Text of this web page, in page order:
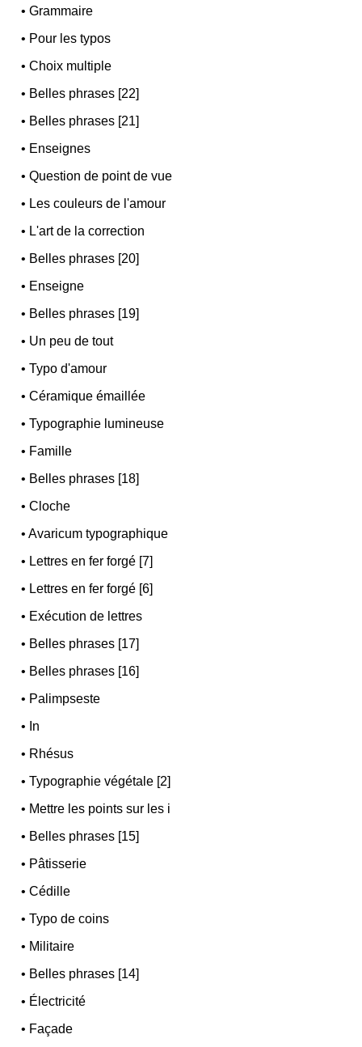
•Grammaire
• Pour les typos
•Choix multiple
• Belles phrases [22]
• Belles phrases [21]
• Enseignes
•Question de point de vue
• Les couleurs de l'amour
• L'art de la correction
• Belles phrases [20]
• Enseigne
• Belles phrases [19]
• Un peu de tout
•Typo d'amour
•Céramique émaillée
•Typographie lumineuse
• Famille
• Belles phrases [18]
•Cloche
•Avaricum typographique
• Lettres en fer forgé [7]
• Lettres en fer forgé [6]
• Exécution de lettres
• Belles phrases [17]
• Belles phrases [16]
• Palimpseste
• In
• Rhésus
•Typographie végétale [2]
• Mettre les points sur les i
• Belles phrases [15]
• Pâtisserie
•Cédille
•Typo de coins
• Militaire
• Belles phrases [14]
• Électricité
• Façade